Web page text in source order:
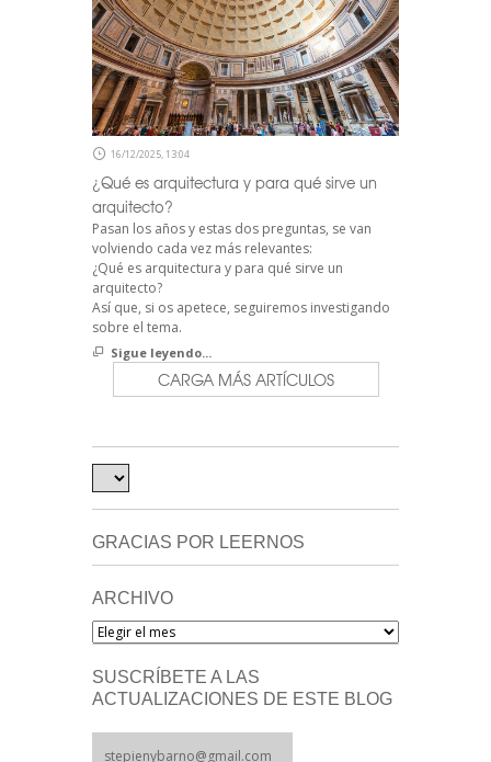
16/12/2025, 13:04
¿Qué es arquitectura y para qué sirve un
arquitecto?
Pasan los años y estas dos preguntas, se van
volviendo cada vez más relevantes:
¿Qué es arquitectura y para qué sirve un
arquitecto?
Así que, si os apetece, seguiremos investigando
sobre el tema.
Sigue leyendo...
CARGA MÁS ARTÍCULOS
GRACIAS POR LEERNOS
ARCHIVO
Archivo
SUSCRÍBETE A LAS
ACTUALIZACIONES DE ESTE BLOG